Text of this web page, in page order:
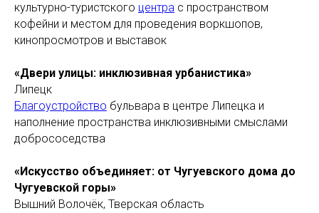
культурно-туристского центра с пространством
кофейни и местом для проведения воркшопов,
кинопросмотров и выставок
«Двери улицы: инклюзивная урбанистика»
Липецк
Благоустройство бульвара в центре Липецка и
наполнение пространства инклюзивными смыслами
добрососедства
«Искусство объединяет: от Чугуевского дома до
Чугуевской горы»
Вышний Волочёк, Тверская область